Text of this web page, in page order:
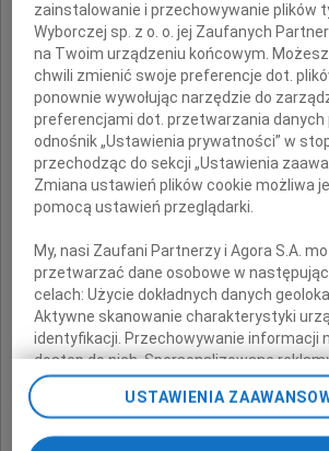
zespół
zainstalowanie i przechowywanie plików
Wyborczej sp. z o. o. jej Zaufanych
na Twoim urządzeniu końcowym.
chwili zmienić swoje preferencje dot.
ponownie wywołując narzędzie do
preferencjami dot. przetwarzania danych
odnośnik „Ustawienia prywatności” w
przechodząc do sekcji „Ustawienia
Zmiana ustawień plików cookie możliwa
pomocą ustawień przeglądarki.
My, nasi Zaufani Partnerzy i Agora S.A.
przetwarzać dane osobowe w
celach:Użycie dokładnych danych
Aktywne skanowanie charakterystyki
identyfikacji. Przechowywanie informacji
dostęp do nich. Spersonalizowane
reklam i treści, badnie odbiorców i
Lista Zaufanych Partnerów
USTAWIENIA